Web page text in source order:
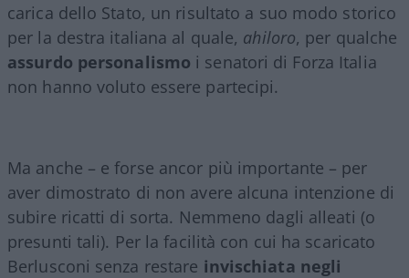
carica dello Stato, un risultato a suo modo storico
per la destra italiana al quale, ahiloro, per qualche
assurdo personalismo i senatori di Forza Italia
non hanno voluto essere partecipi.
Ma anche – e forse ancor più importante – per
aver dimostrato di non avere alcuna intenzione di
subire ricatti di sorta. Nemmeno dagli alleati (o
presunti tali). Per la facilità con cui ha scaricato
Berlusconi senza restare invischiata negli